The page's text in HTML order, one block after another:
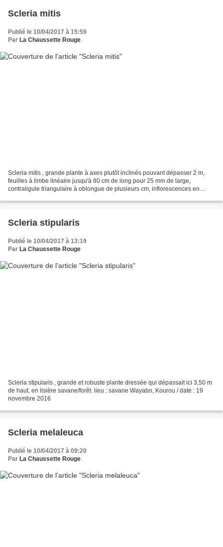
Scleria mitis
Publié le 10/04/2017 à 15:59
Par La Chaussette Rouge
Scleria mitis , grande plante à axes plutôt inclinés pouvant dépasser 2 m,
feuilles à limbe linéaire jusqu'à 80 cm de long pour 25 mm de large,
contraligule triangulaire à oblongue de plusieurs cm, inflorescences en
Scleria stipularis
Publié le 10/04/2017 à 13:19
Par La Chaussette Rouge
Scleria stipularis , grande et robuste plante dressée qui dépassait ici 3,50 m
de haut, en lisière savane/forêt. lieu : savane Wayabo, Kourou / date : 19
novembre 2016
Scleria melaleuca
Publié le 10/04/2017 à 09:20
Par La Chaussette Rouge